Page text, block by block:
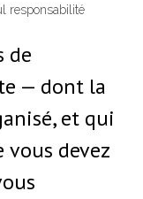
responsabilité
de
— dont la
et qui
devez